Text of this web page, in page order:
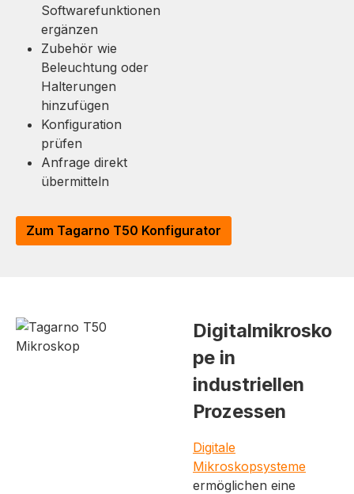
Softwarefunktionen
ergänzen
Zubehör wie
Beleuchtung oder
Halterungen
hinzufügen
Konfiguration
prüfen
Anfrage direkt
übermitteln
Zum Tagarno T50 Konfigurator
Digitalmikrosko
pe in
industriellen
Prozessen
Digitale
Mikroskopsysteme
ermöglichen eine